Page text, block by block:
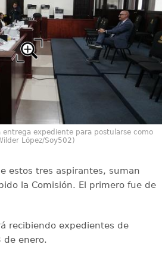
entrega expediente para postularse como
López/Soy502)
estos tres aspirantes, suman
la Comisión. El primero fue de
recibiendo expedientes de
de enero.